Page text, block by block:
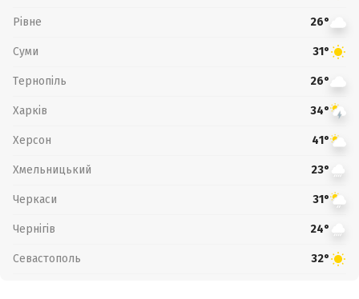
Рівне 26°
Суми 31°
Тернопіль 26°
Харків 34°
Херсон 41°
Хмельницький 23°
Черкаси 31°
Чернігів 24°
Севастополь 32°